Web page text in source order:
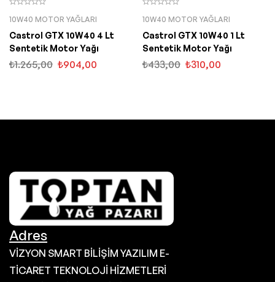
10W40 MOTOR YAĞLARI
Castrol GTX 10W40 4 Lt
Sentetik Motor Yağı
₺1.265,00 ₺904,00
10W40 MOTOR YAĞLARI
Castrol GTX 10W40 1 Lt
Sentetik Motor Yağı
₺433,00 ₺310,00
Adres
VİZYON SMART BİLİŞİM YAZILIM E-
TİCARET TEKNOLOJİ HİZMETLERİ